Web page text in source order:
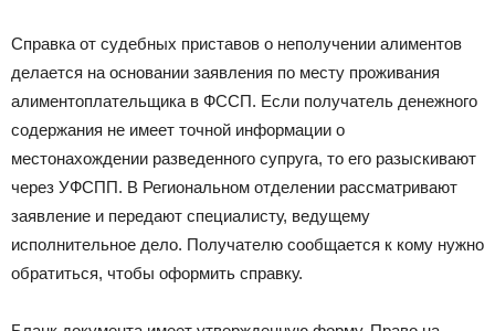
Справка от судебных приставов о неполучении алиментов
делается на основании заявления по месту проживания
алиментоплательщика в ФССП. Если получатель денежного
содержания не имеет точной информации о
местонахождении разведенного супруга, то его разыскивают
через УФСПП. В Региональном отделении рассматривают
заявление и передают специалисту, ведущему
исполнительное дело. Получателю сообщается к кому нужно
обратиться, чтобы оформить справку.